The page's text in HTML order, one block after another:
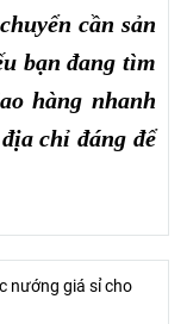
cần sản
bạn đang tìm
hàng nhanh
chỉ đáng để
nướng giá sỉ cho